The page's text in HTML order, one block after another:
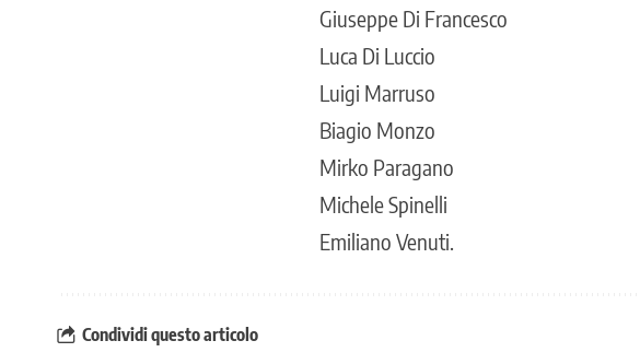
Giuseppe Di Francesco
Luca Di Luccio
Luigi Marruso
Biagio Monzo
Mirko Paragano
Michele Spinelli
Emiliano Venuti.
Condividi questo articolo